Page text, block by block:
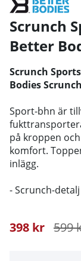
Scrunch
Better
Scrunch
Bodies
Sport-bhn är
på kroppen
komfort.
inlägg.
- Scrunch-
599
398 kr